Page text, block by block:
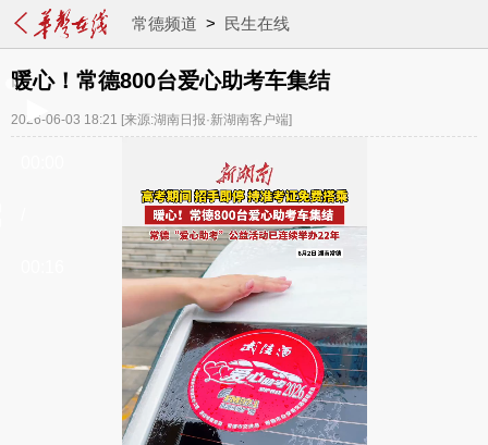
常德频道 > 民生在线
暖心！常德800台爱心助考车集结
2026-06-03 18:21 [来源:湖南日报·新湖南客户端]